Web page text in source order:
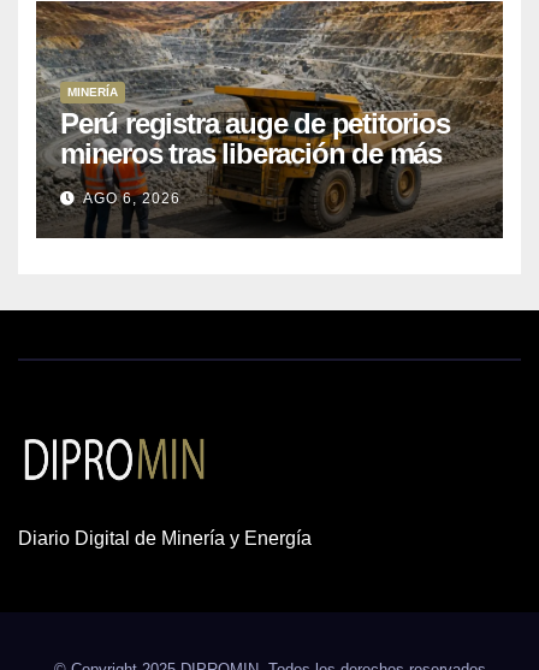
MINERÍA
Perú registra auge de petitorios
mineros tras liberación de más
de mil concesiones para explorar
cobre y oro
AGO 6, 2026
Diario Digital de Minería y Energía